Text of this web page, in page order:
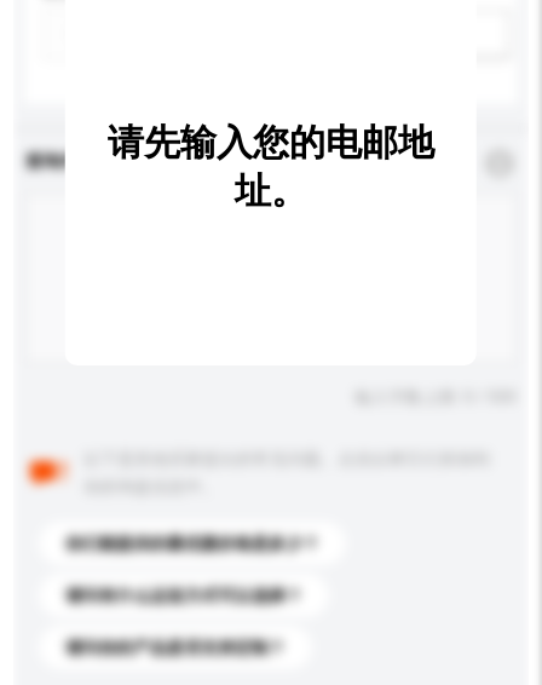
查询内容 * 必须填写
你们能提供的最优惠价格是多少？
请问有什么运送方式可以选择？
请问你的产品是否支持定制？
请先输入您的电邮地
址。